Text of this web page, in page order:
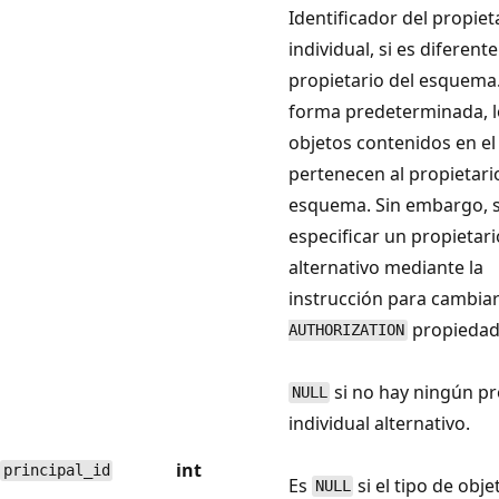
principal_id int
Identificador del
individual, si es
propietario del
forma predeterminada,
objetos contenidos en
pertenecen al
esquema. Sin embargo,
especificar un
alternativo mediante la
instrucción para
AUTHORIZATION
NULL si no hay ningún
individual alternativo.
Es NULL si el tipo de